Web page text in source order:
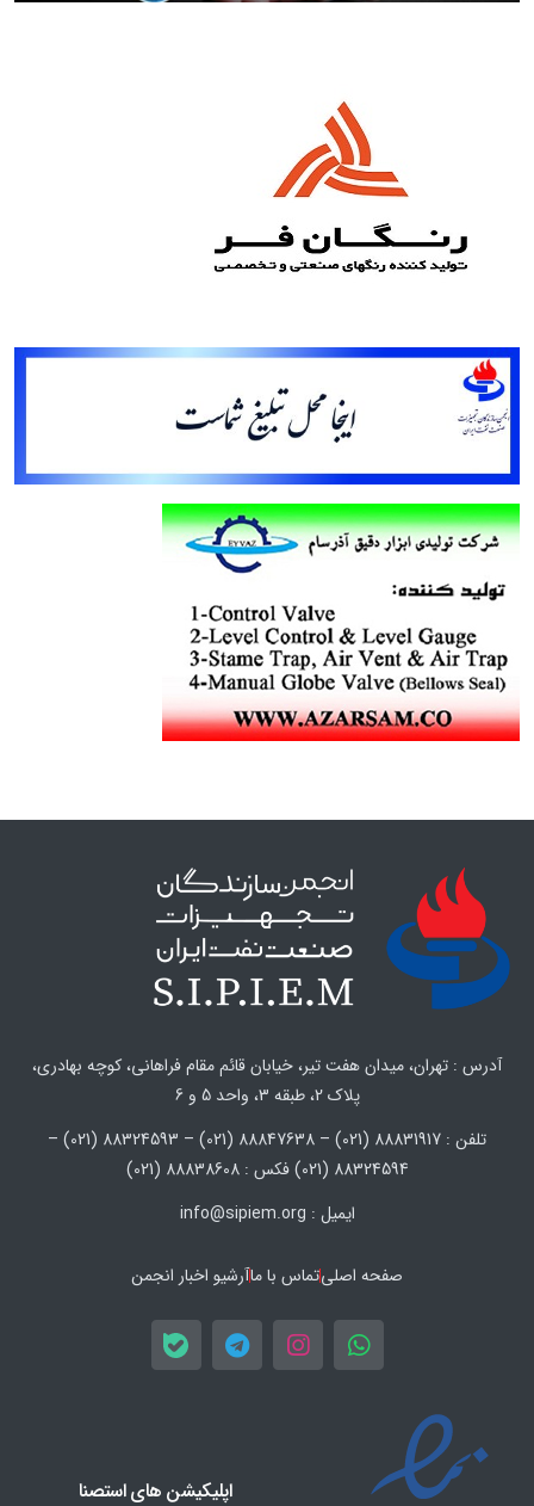
آدرس : تهران، میدان هفت تیر، خیابان قائم مقام فراهانی، کوچه بهادری،
پلاک 2، طبقه 3، واحد 5 و 6
تلفن : 88831917 (021) – 88847638 (021) – 88324593 (021) –
88324594 (021) فکس : 88838608 (021)
ایمیل : info@sipiem.org
صفحه اصلیتماس با ماآرشیو اخبار انجمن
اپلیکیشن های استصنا